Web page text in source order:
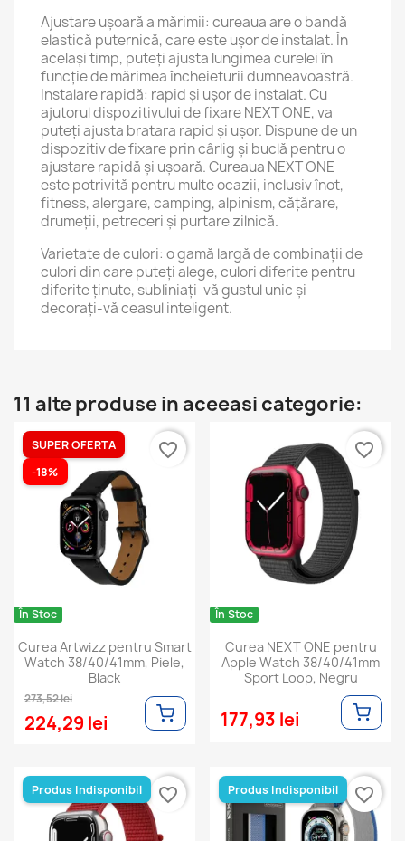
Ajustare ușoară a mărimii: cureaua are o bandă
elastică puternică, care este ușor de instalat. În
același timp, puteți ajusta lungimea curelei în
funcție de mărimea încheieturii dumneavoastră.
Instalare rapidă: rapid și ușor de instalat. Cu
ajutorul dispozitivului de fixare NEXT ONE, va
puteți ajusta bratara rapid și ușor. Dispune de un
dispozitiv de fixare prin cârlig și buclă pentru o
ajustare rapidă și ușoară. Cureaua NEXT ONE
este potrivită pentru multe ocazii, inclusiv înot,
fitness, alergare, camping, alpinism, cățărare,
drumeții, petreceri și purtare zilnică.
Varietate de culori: o gamă largă de combinații de
culori din care puteți alege, culori diferite pentru
diferite ținute, subliniați-vă gustul unic și
decorați-vă ceasul inteligent.
11 alte produse in aceeasi categorie:
În Stoc
Curea Artwizz pentru Smart
Watch 38/40/41mm, Piele,
Black
273,52 lei
224,29 lei
(1)
SUPER OFERTA
-18%
favorite_border
În Stoc
Curea NEXT ONE pentru
Apple Watch 38/40/41mm
Sport Loop, Negru
177,93 lei
favorite_border
Produs Indisponibil favorite_border Produs Indisponibil favorite_border